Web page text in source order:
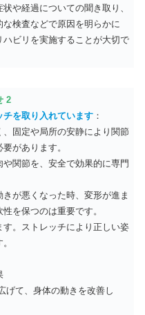
や経過についての聞き取り、
検査などで原因を明らかに
ビリを実施することが大切で
2
を取り入れています ：
固定や局所の安静により関節
があります。
関節を、安全で効果的に専門
が悪くなった時、変形が進ま
を保つのは重要です。
。ストレッチにより正しい姿
げて、身体の動きを改善し